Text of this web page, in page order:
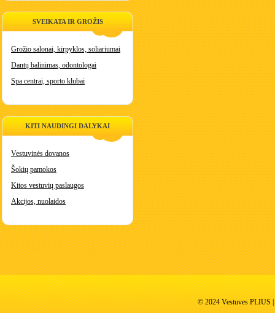
SVEIKATA IR GROŽIS
Grožio salonai, kirpyklos, soliariumai
Dantų balinimas, odontologai
Spa centrai, sporto klubai
KITI NAUDINGI DALYKAI
Vestuvinės dovanos
Šokių pamokos
Kitos vestuvių paslaugos
Akcijos, nuolaidos
© 2024 Vestuves PLIUS